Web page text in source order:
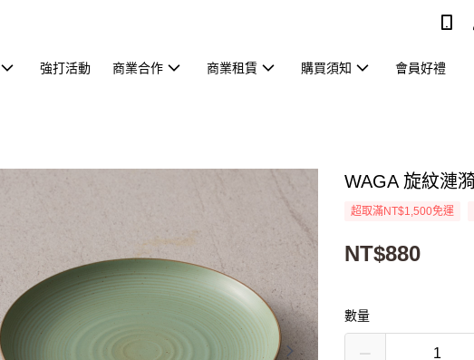
強打活動 商業合作 商業租賃 購買須知 會員好禮
WAGA 旋紋漣
超取滿NT$1,500免運
NT$880
數量